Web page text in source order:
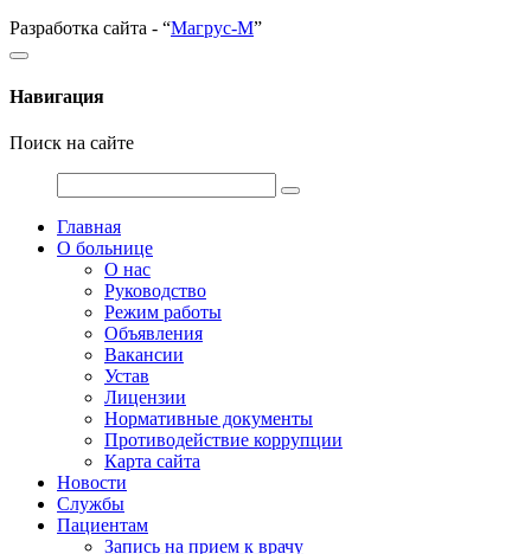
Разработка сайта - “Магрус-М”
Навигация
Поиск на сайте
Главная
О больнице
О нас
Руководство
Режим работы
Объявления
Вакансии
Устав
Лицензии
Нормативные документы
Противодействие коррупции
Карта сайта
Новости
Службы
Пациентам
Запись на прием к врачу